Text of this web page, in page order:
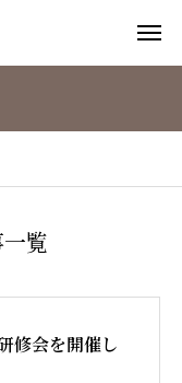
覧
修会を開催し